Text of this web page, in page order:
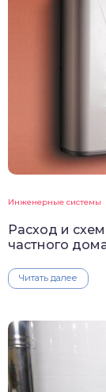
Инженерные системы
Расход и
частного
Читать далее